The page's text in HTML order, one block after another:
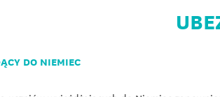
DO NIEMIEC